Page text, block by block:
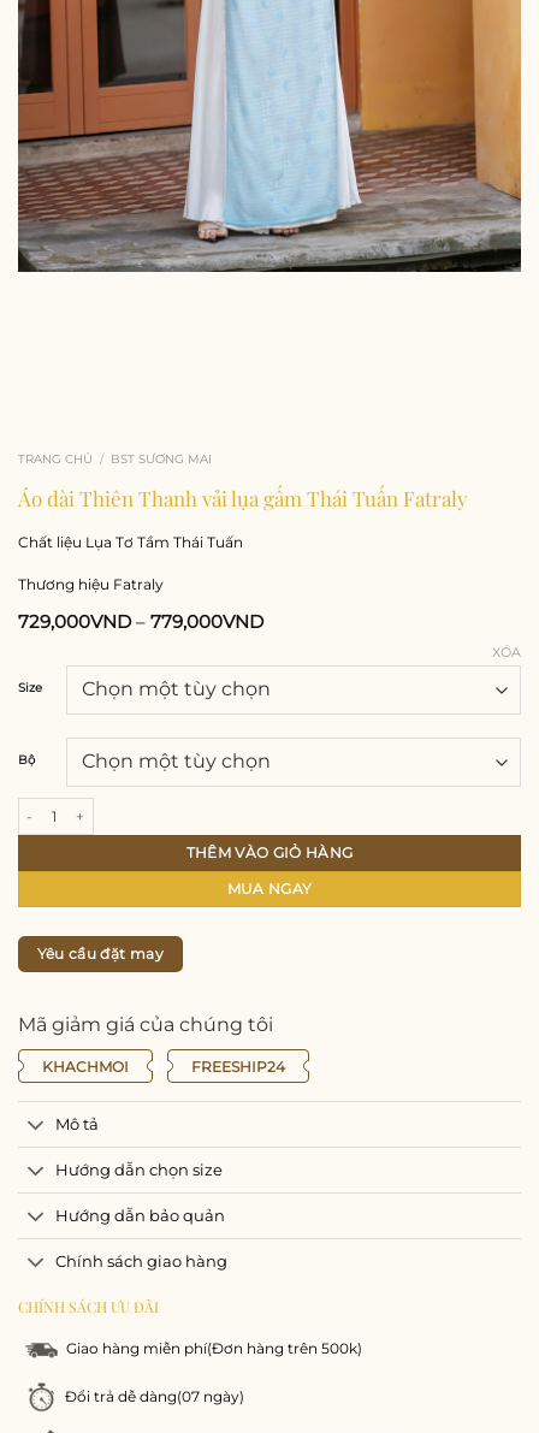
TRANG CHỦ / BST SƯƠNG MAI
Áo dài Thiên Thanh vải lụa gấm Thái Tuấn Fatraly
Chất liệu Lụa Tơ Tầm Thái Tuấn
Thương hiệu Fatraly
729,000VND– 779,000VND
Size
Bộ
XÓA
THÊM VÀO GIỎ HÀNG
MUA NGAY
Yêu cầu đặt may
Mã giảm giá của chúng tôi
KHACHMOI FREESHIP24
Mô tả
Hướng dẫn chọn size
Hướng dẫn bảo quản
Chính sách giao hàng
CHÍNH SÁCH ƯU ĐÃI
Giao hàng miễn phí(Đơn hàng trên 500k)
Đổi trả dễ dàng(07 ngày)